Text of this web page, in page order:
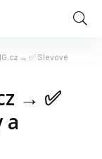
→ ✅ Slevové
→ ✅
a